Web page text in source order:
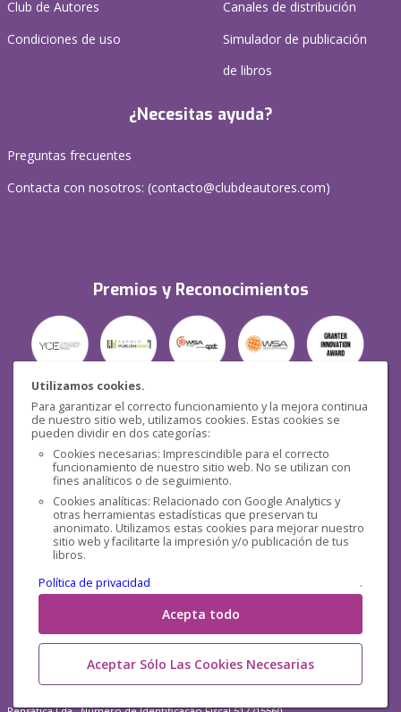
Utilizamos cookies.
Para garantizar el correcto funcionamiento y la mejora continua
de nuestro sitio web, utilizamos cookies. Estas cookies se
pueden dividir en dos categorías:
Cookies necesarias: Imprescindible para el correcto
funcionamiento de nuestro sitio web. No se utilizan con
fines analíticos o de seguimiento.
Cookies analíticas: Relacionado con Google Analytics y
otras herramientas estadísticas que preservan tu
anonimato. Utilizamos estas cookies para mejorar nuestro
sitio web y facilitarte la impresión y/o publicación de tus
libros.
Política de privacidad
.
Acepta todo
Aceptar Sólo Las Cookies Necesarias
Club de Autores
Condiciones de uso
Canales de distribución
Simulador de publicación
de libros
¿Necesitas ayuda?
Preguntas frecuentes
Contacta con nosotros: (contacto@clubdeautores.com)
Premios y Reconocimientos
Seguridad
Redes sociales